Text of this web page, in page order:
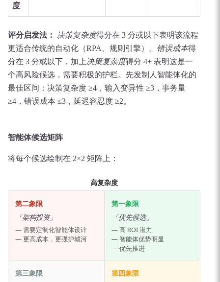
度
评分启发法： 决策复杂度得分在 3 分或以下表明该流程
更适合传统的自动化（RPA、规则引擎）。 错误成本得
分在 3 分或以下，加上决策复杂度得分 4+ 表明这是一
个高风险候选，需要积极的护栏。先发制人智能体化的
最佳区间：决策复杂度 ≥4，输入变异性 ≥3，事务量
≥4，错误成本 ≤3，延迟容忍度 ≥2。
智能体候选矩阵
将每个候选绘制在 2×2 矩阵上：
高复杂度
第二象限
「架构投资」
— 需要定制化智能体设计
— 更高成本，更强护城河
第一象限
「优先候选」
— 高 ROI 潜力
— 智能体优势明显
— 优先推进
第三象限 第四象限